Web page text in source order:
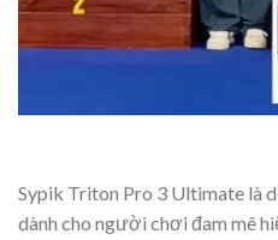
Sypik Triton Pro 3 Ultimate là
dành cho người chơi đam mê